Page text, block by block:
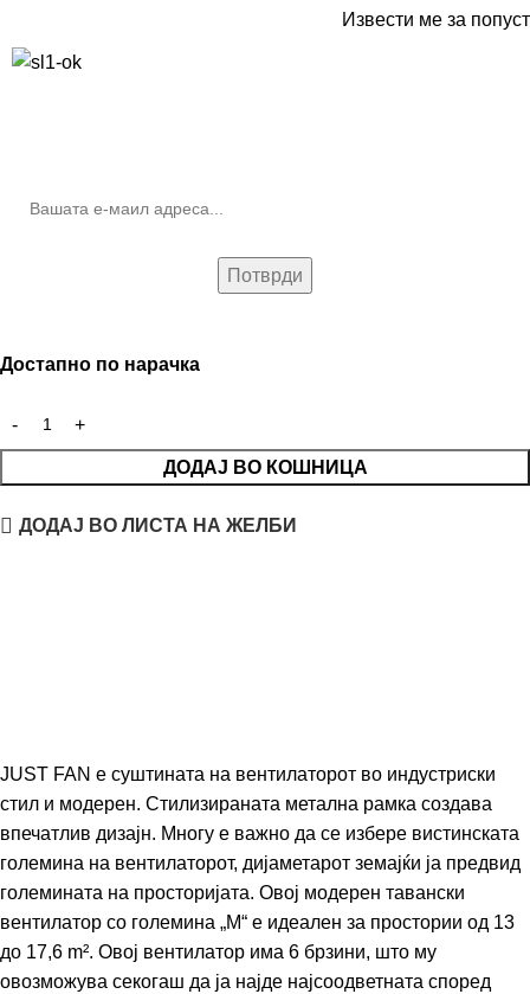
Извести ме за попуст
Достапно по нарачка
ДОДАЈ ВО КОШНИЦА
ДОДАЈ ВО ЛИСТА НА ЖЕЛБИ
JUST FAN е суштината на вентилаторот во индустриски
стил и модерен. Стилизираната метална рамка создава
впечатлив дизајн. Многу е важно да се избере вистинската
големина на вентилаторот, дијаметарот земајќи ја предвид
големината на просторијата. Овој модерен тавански
вентилатор со големина „М“ е идеален за простории од 13
до 17,6 m². Овој вентилатор има 6 брзини, што му
овозможува секогаш да ја најде најсоодветната според